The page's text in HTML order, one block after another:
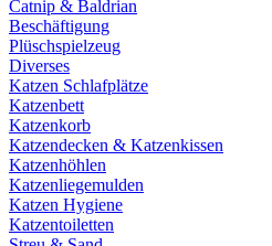
Catnip & Baldrian
Beschäftigung
Plüschspielzeug
Diverses
Katzen Schlafplätze
Katzenbett
Katzenkorb
Katzendecken & Katzenkissen
Katzenhöhlen
Katzenliegemulden
Katzen Hygiene
Katzentoiletten